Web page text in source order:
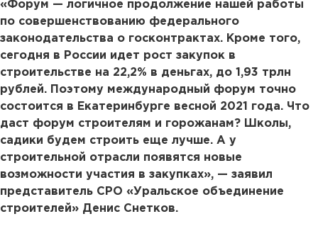
«Форум — логичное продолжение нашей работы
по совершенствованию федерального
законодательства о госконтрактах. Кроме того,
сегодня в России идет рост закупок в
строительстве на 22,2% в деньгах, до 1,93 трлн
рублей. Поэтому международный форум точно
состоится в Екатеринбурге весной 2021 года. Что
даст форум строителям и горожанам? Школы,
садики будем строить еще лучше. А у
строительной отрасли появятся новые
возможности участия в закупках», — заявил
представитель СРО «Уральское объединение
строителей» Денис Снетков.